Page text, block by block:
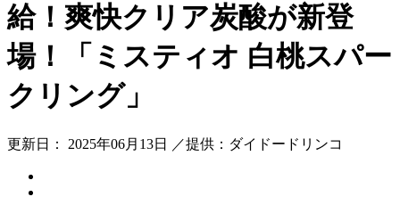
給！爽快クリア炭酸が新登
場！「ミスティオ 白桃スパー
クリング」
更新日： 2025年06月13日 ／提供：ダイドードリンコ